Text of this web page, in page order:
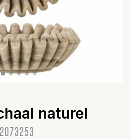
naturel